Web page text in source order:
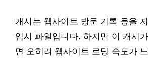
캐시는 웹사이트 방문 기록 등을
임시 파일입니다. 하지만 이 캐시
면 오히려 웹사이트 로딩 속도가